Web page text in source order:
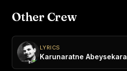
Other Crew
LYRICS
Karunaratne Abeysekara